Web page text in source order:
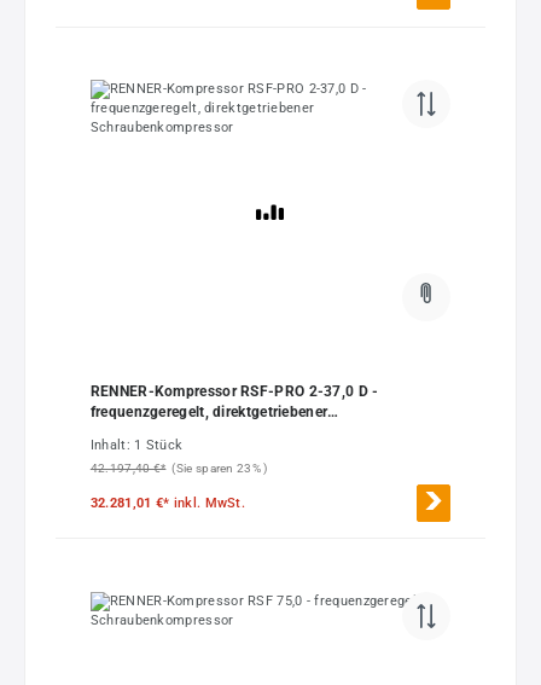
RENNER-Kompressor RSF-PRO 2-37,0 D -
frequenzgeregelt, direktgetriebener
Inhalt: 1 Stück
42.197,40 €* (Sie sparen 23% )
32.281,01 €* inkl. MwSt.